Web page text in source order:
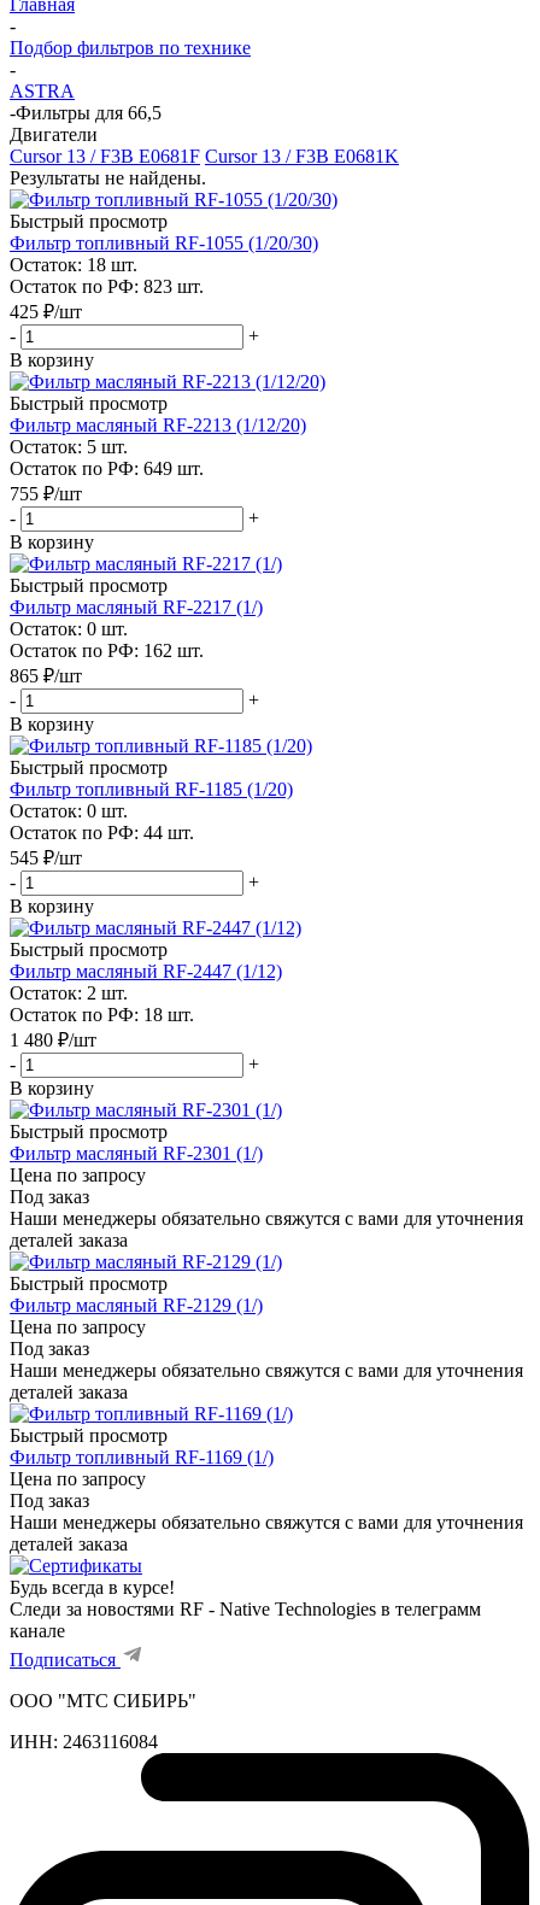
-
Подбор фильтров по технике
-
ASTRA
-Фильтры для 66,5
Двигатели
Cursor 13 / F3B E0681F Cursor 13 / F3B E0681K
Результаты не найдены.
Быстрый просмотр
Фильтр топливный RF-1055 (1/20/30)
Остаток: 18 шт.
Остаток по РФ: 823 шт.
425 ₽/шт
-
+
В корзину
Быстрый просмотр
Фильтр масляный RF-2213 (1/12/20)
Остаток: 5 шт.
Остаток по РФ: 649 шт.
755 ₽/шт
-
+
В корзину
Быстрый просмотр
Фильтр масляный RF-2217 (1/)
Остаток: 0 шт.
Остаток по РФ: 162 шт.
865 ₽/шт
-
+
В корзину
Быстрый просмотр
Фильтр топливный RF-1185 (1/20)
Остаток: 0 шт.
Остаток по РФ: 44 шт.
545 ₽/шт
-
+
В корзину
Быстрый просмотр
Фильтр масляный RF-2447 (1/12)
Остаток: 2 шт.
Остаток по РФ: 18 шт.
1 480 ₽/шт
-
+
В корзину
Быстрый просмотр
Фильтр масляный RF-2301 (1/)
Цена по запросу
Под заказ
Наши менеджеры обязательно свяжутся с вами для уточнения
деталей заказа
Быстрый просмотр
Фильтр масляный RF-2129 (1/)
Цена по запросу
Под заказ
Наши менеджеры обязательно свяжутся с вами для уточнения
деталей заказа
Быстрый просмотр
Фильтр топливный RF-1169 (1/)
Цена по запросу
Под заказ
Наши менеджеры обязательно свяжутся с вами для уточнения
деталей заказа
Будь всегда в курсе!
Следи за новостями RF - Native Technologies в телеграмм
канале
Подписаться
ООО "МТС СИБИРЬ"
ИНН: 2463116084